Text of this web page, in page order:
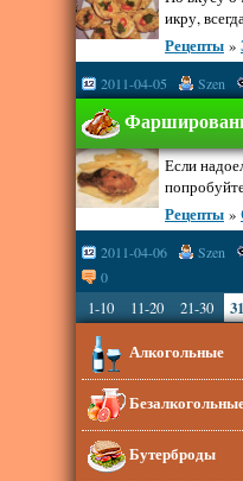
икру,
Рецепты »
2011-04-05 Szen
Если
Рецепты »
2011-04-06 Szen
0
1-10 11-20 21-30
Алкогольные
Бутерброды